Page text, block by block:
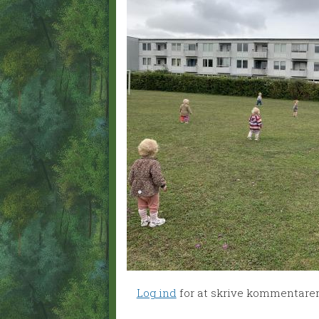
Log indfor at skrive kommentarer